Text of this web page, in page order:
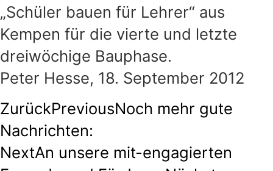
„Schüler bauen für Lehrer“ aus
Kempen für die vierte und letzte
dreiwöchige Bauphase.
Peter Hesse, 18. September 2012
ZurückPreviousNoch mehr gute
Nachrichten:
NextAn unsere mit-engagierten